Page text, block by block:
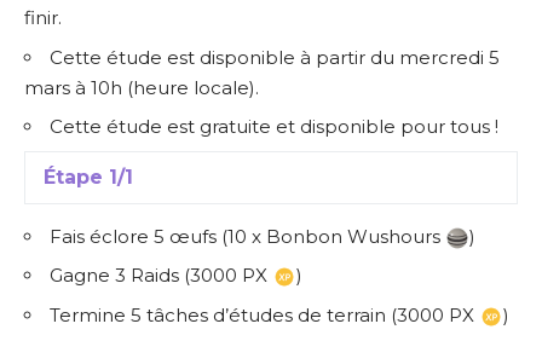
finir.
Cette étude est disponible à partir du mercredi 5
mars à 10h (heure locale).
Cette étude est gratuite et disponible pour tous !
Étape 1/1
Fais éclore 5 œufs (10 x Bonbon Wushours
)
Gagne 3 Raids (3000 PX
)
Termine 5 tâches d’études de terrain (3000 PX
)